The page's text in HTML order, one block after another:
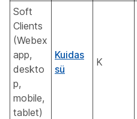
Soft
Clients
(Webex
app,
deskto
p,
mobile,
tablet)
Kuidas
sü
K